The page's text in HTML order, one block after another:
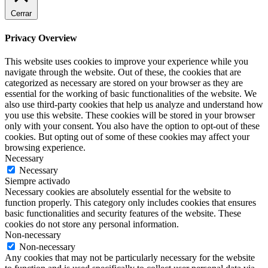
Cerrar
Privacy Overview
This website uses cookies to improve your experience while you
navigate through the website. Out of these, the cookies that are
categorized as necessary are stored on your browser as they are
essential for the working of basic functionalities of the website. We
also use third-party cookies that help us analyze and understand how
you use this website. These cookies will be stored in your browser
only with your consent. You also have the option to opt-out of these
cookies. But opting out of some of these cookies may affect your
browsing experience.
Necessary
Necessary
Siempre activado
Necessary cookies are absolutely essential for the website to
function properly. This category only includes cookies that ensures
basic functionalities and security features of the website. These
cookies do not store any personal information.
Non-necessary
Non-necessary
Any cookies that may not be particularly necessary for the website